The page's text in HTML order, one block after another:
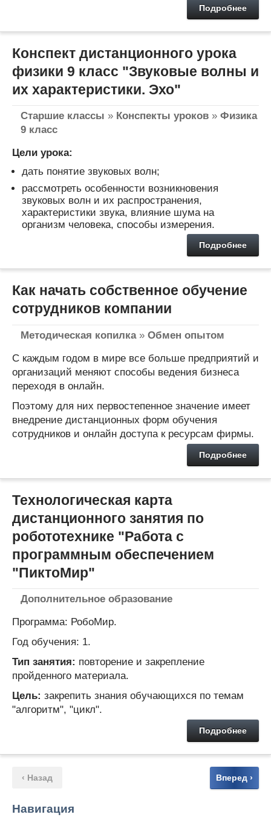
Подробнее
Конспект дистанционного урока
физики 9 класс "Звуковые волны и
их характеристики. Эхо"
Старшие классы » Конспекты уроков » Физика
9 класс
Цели урока:
дать понятие звуковых волн;
рассмотреть особенности возникновения
звуковых волн и их распространения,
характеристики звука, влияние шума на
организм человека, способы измерения.
Подробнее
Как начать собственное обучение
сотрудников компании
Методическая копилка» Обмен опытом
С каждым годом в мире все больше предприятий и
организаций меняют способы ведения бизнеса
переходя в онлайн.
Поэтому для них первостепенное значение имеет
внедрение дистанционных форм обучения
сотрудников и онлайн доступа к ресурсам фирмы.
Подробнее
Технологическая карта
дистанционного занятия по
робототехнике "Работа с
программным обеспечением
"ПиктоМир"
Дополнительное образование
Программа: РобоМир.
Год обучения: 1.
Тип занятия: повторение и закрепление
пройденного материала.
Цель: закрепить знания обучающихся по темам
"алгоритм", "цикл".
Подробнее
Вперед ›
‹ Назад
Навигация